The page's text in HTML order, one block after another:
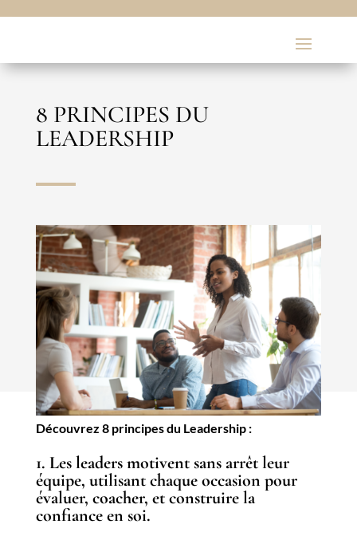
8 PRINCIPES DU
LEADERSHIP
Découvrez 8 principes du Leadership :
1. Les leaders motivent sans arrêt leur
équipe, utilisant chaque occasion pour
évaluer, coacher, et construire la
confiance en soi.